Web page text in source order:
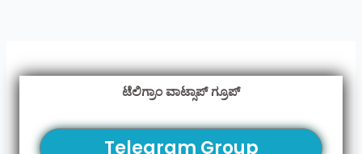
ಟೆಲಿಗ್ರಾಂ ವಾಟ್ಸಾಪ್ ಗ್ರೂಪ್
Telegram Group